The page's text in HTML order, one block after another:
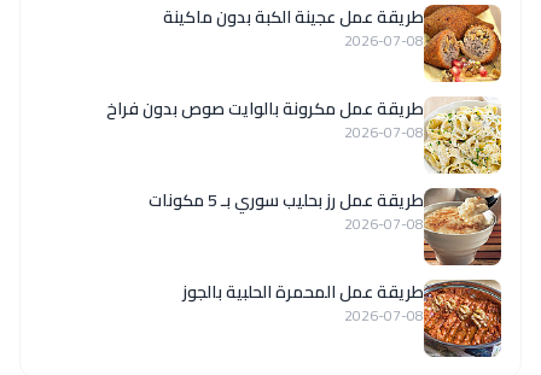
طريقة عمل عجينة الكبة بدون ماكينة
2026-07-08
طريقة عمل مكرونة بالوايت صوص بدون فراخ
2026-07-08
طريقة عمل رز بحليب سوري بـ 5 مكونات
2026-07-08
طريقة عمل المحمرة الحلبية بالجوز
2026-07-08